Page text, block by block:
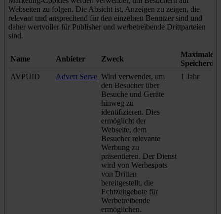
Webseiten zu folgen. Die Absicht ist, Anzeigen zu zeigen, die
relevant und ansprechend für den einzelnen Benutzer sind und
daher wertvoller für Publisher und werbetreibende Drittparteien
sind.
Name Anbieter Zweck
Maximale
AVPUID
Advert Serve Wird verwendet, um
den Besucher über
Besuche und Geräte
hinweg zu
identifizieren. Dies
ermöglicht der
Webseite, dem
Besucher relevante
Werbung zu
präsentieren. Der Dienst
wird von Werbespots
von Dritten
bereitgestellt, die
Echtzeitgebote für
Werbetreibende
ermöglichen.
1 Jahr